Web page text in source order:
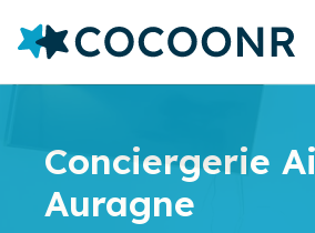
Conciergerie
Auragne